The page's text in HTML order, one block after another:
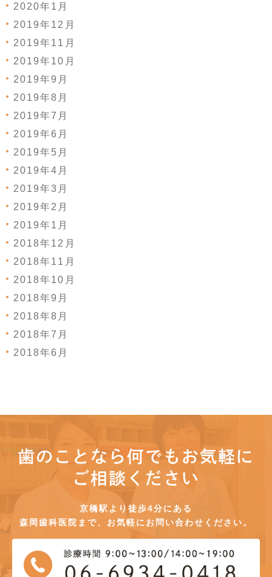
2020年1月
2019年12月
2019年11月
2019年10月
2019年9月
2019年8月
2019年7月
2019年6月
2019年5月
2019年4月
2019年3月
2019年2月
2019年1月
2018年12月
2018年11月
2018年10月
2018年9月
2018年8月
2018年7月
2018年6月
歯のことなら何でもお気軽に
ご相談ください
京橋駅より徒歩4分にある
森岡歯科医院まで、お気軽にお問い合わせください。